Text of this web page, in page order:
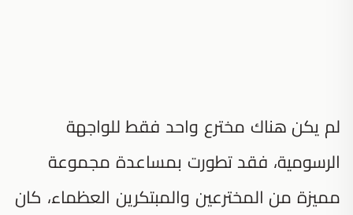
لم يكن هناك مخترع واحد فقط للواجهة
الرسومية، فقد تطورت بمساعدة مجموعة
مميزة من المخترعين والمبتكرين العظماء، كان